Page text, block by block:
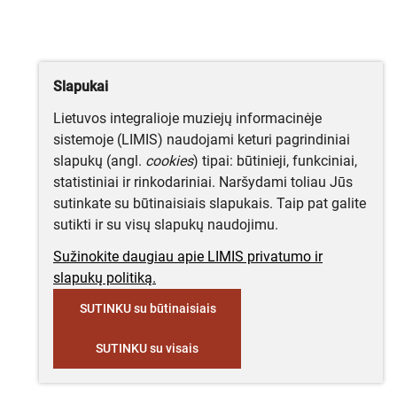
Slapukai
Lietuvos integralioje muziejų informacinėje
sistemoje (LIMIS) naudojami keturi pagrindiniai
slapukų (angl. cookies) tipai: būtinieji, funkciniai,
statistiniai ir rinkodariniai. Naršydami toliau Jūs
sutinkate su būtinaisiais slapukais. Taip pat galite
sutikti ir su visų slapukų naudojimu.
Sužinokite daugiau apie LIMIS privatumo ir
slapukų politiką.
SUTINKU su būtinaisiais
SUTINKU su visais